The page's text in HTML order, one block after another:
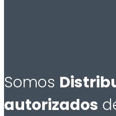
Somos
autorizados